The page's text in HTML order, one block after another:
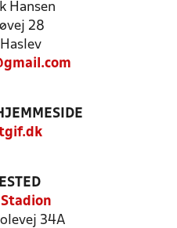
Hansen
28
34A